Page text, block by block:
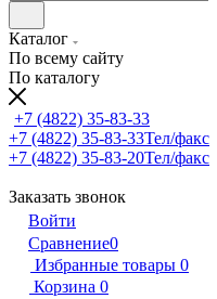
Каталог
По всему сайту
По каталогу
+7 (4822) 35-83-33
+7 (4822) 35-83-33Тел/факс
+7 (4822) 35-83-20Тел/факс
Заказать звонок
Войти
Сравнение0
Избранные товары 0
Корзина 0